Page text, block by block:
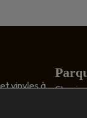
vinyles à
Classic